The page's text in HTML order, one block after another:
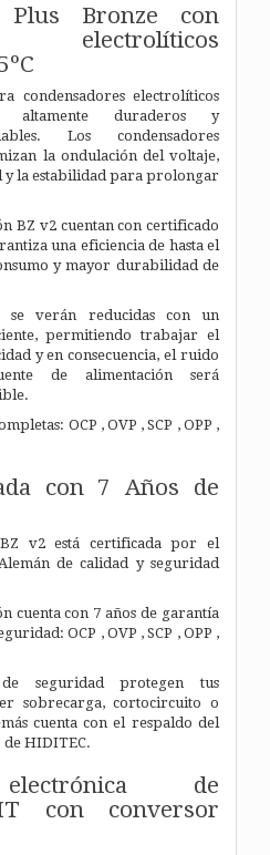
Plus Bronze con
electrolíticos
condensadores electrolíticos
altamente duraderos y
Los condensadores
la ondulación del voltaje,
la estabilidad para prolongar
BZ v2 cuentan con certificado
una eficiencia de hasta el
y mayor durabilidad de
se verán reducidas con un
permitiendo trabajar el
y en consecuencia, el ruido
de alimentación será
OCP , OVP , SCP , OPP ,
con 7 Años de
v2 está certificada por el
de calidad y seguridad
cuenta con 7 años de garantía
OCP , OVP , SCP , OPP ,
de seguridad protegen tus
sobrecarga, cortocircuito o
cuenta con el respaldo del
HIDITEC.
de
con conversor